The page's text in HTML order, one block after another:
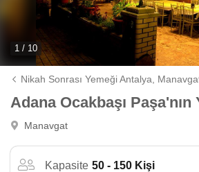
1 / 10
Nikah Sonrası Yemeği Antalya,
Adana Ocakbaşı Paşa'nın
Manavgat
Kapasite 50 - 150 Kişi